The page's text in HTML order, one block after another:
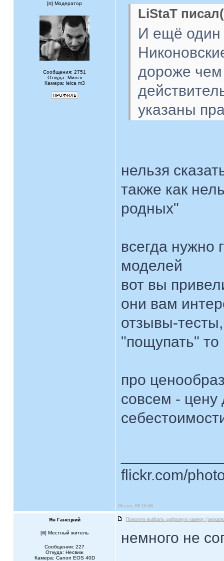
[ ] Модератор
Сообщения: 2751
Откуда: Минск
Камера: leica m3
LiStaT
И ещё один
дороже
указаны
нельзя
также как
родных"
всегда нужно
моделей
вот вы
они вам
отзывы-
"пощупать" то
про
совсем - цену
flickr.com/
06 сен, 08 16:06
Ян Ганецкий Помогите выбрать цифровую камеру
[ ] Местный житель
Сообщения: 227
Откуда: Несвиж
Камера: Canon EOS 40D
немного не